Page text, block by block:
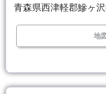
青森県西津軽郡鰺ヶ
地